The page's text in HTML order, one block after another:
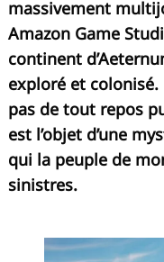
massivement
Amazon Game
continent
exploré et colonisé.
pas de tout repos
est l’objet d’une
qui la peuple de
sinistres.
Recherche
pour